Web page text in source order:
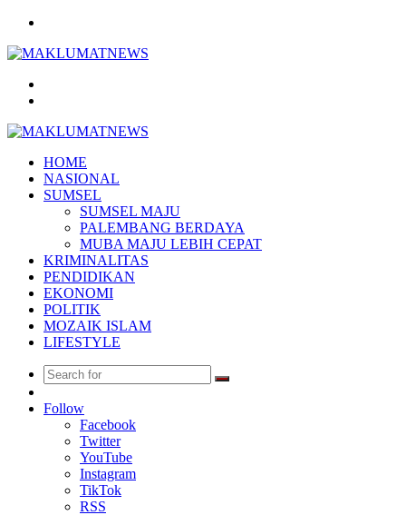
HOME
NASIONAL
SUMSEL
SUMSEL MAJU
PALEMBANG BERDAYA
MUBA MAJU LEBIH CEPAT
KRIMINALITAS
PENDIDIKAN
EKONOMI
POLITIK
MOZAIK ISLAM
LIFESTYLE
Search
Article
Follow
Facebook
Twitter
YouTube
Instagram
TikTok
RSS